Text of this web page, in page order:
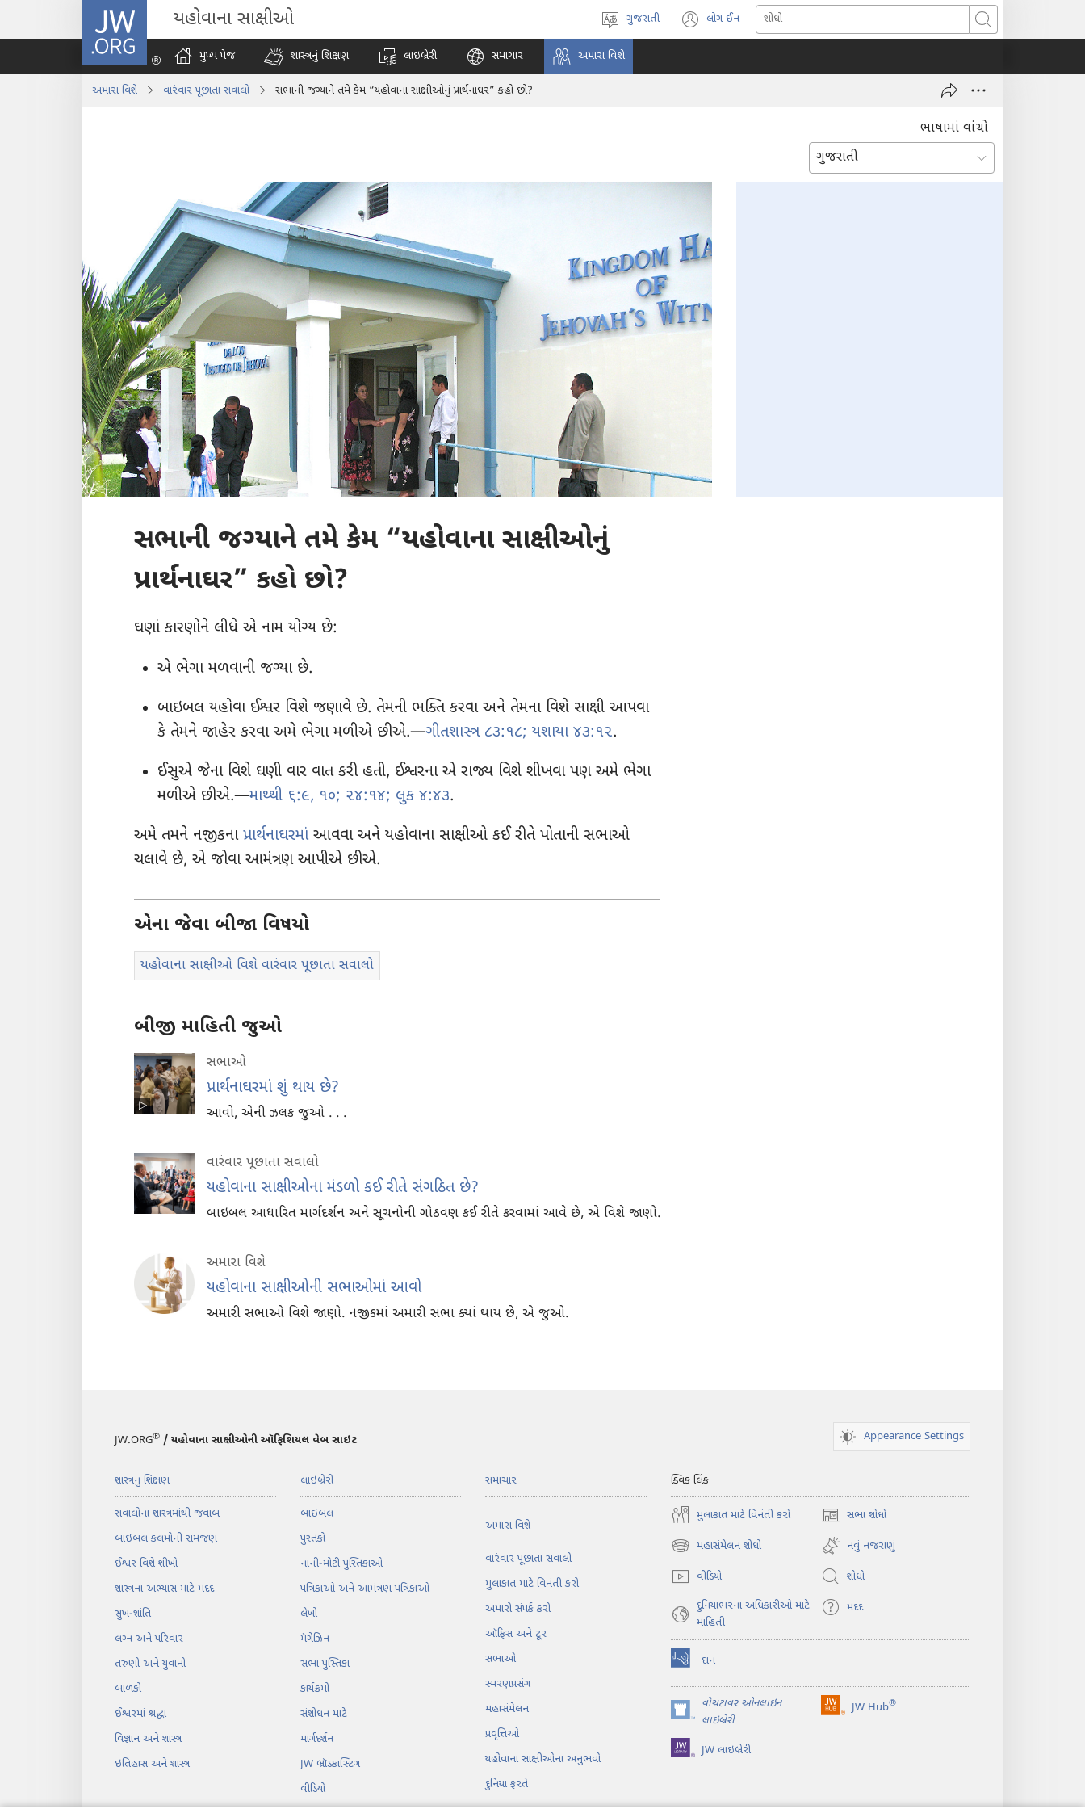
JW.ORG યહોવાના સાક્ષીઓ
ભાષા
ગુજરાતી લોગ ઈન
શોધો
મુખ્ય પેજ
શાસ્ત્રનું શિક્ષણ લાઇબ્રેરી સમાચાર અમારા વિશે
અમારા વિશે વારંવાર પૂછાતા સવાલો સભાની જગ્યાને તમે કેમ “યહોવાના સાક્ષીઓનું પ્રાર્થનાઘર” કહો છો?
ભાષામાં વાંચો
સભાની જગ્યાને તમે કેમ “યહોવાના સાક્ષીઓનું
પ્રાર્થનાઘર” કહો છો?
ઘણાં કારણોને લીધે એ નામ યોગ્ય છે:
એ ભેગા મળવાની જગ્યા છે.
બાઇબલ યહોવા ઈશ્વર વિશે જણાવે છે. તેમની ભક્તિ કરવા અને તેમના વિશે સાક્ષી આપવા
કે તેમને જાહેર કરવા અમે ભેગા મળીએ છીએ.​—ગીતશાસ્ત્ર ૮૩:૧૮; યશાયા ૪૩:૧૨.
ઈસુએ જેના વિશે ઘણી વાર વાત કરી હતી, ઈશ્વરના એ રાજ્ય વિશે શીખવા પણ અમે ભેગા
મળીએ છીએ.​—માથ્થી ૬:૯, ૧૦; ૨૪:૧૪; લુક ૪:૪૩.
અમે તમને નજીકના પ્રાર્થનાઘરમાંઆવવા અને યહોવાના સાક્ષીઓ કઈ રીતે પોતાની સભાઓ
ચલાવે છે, એ જોવા આમંત્રણ આપીએ છીએ.
એના જેવા બીજા વિષયો
યહોવાના સાક્ષીઓ વિશે વારંવાર પૂછાતા સવાલો
બીજી માહિતી જુઓ
સભાઓ
પ્રાર્થનાઘરમાં શું થાય છે?
આવો, એની ઝલક જુઓ . . .
વારંવાર પૂછાતા સવાલો
યહોવાના સાક્ષીઓના મંડળો કઈ રીતે સંગઠિત છે?
બાઇબલ આધારિત માર્ગદર્શન અને સૂચનોની ગોઠવણ કઈ રીતે કરવામાં આવે છે, એ વિશે જાણો.
અમારા વિશે
યહોવાના સાક્ષીઓની સભાઓમાં આવો
અમારી સભાઓ વિશે જાણો. નજીકમાં અમારી સભા ક્યાં થાય છે, એ જુઓ.
JW.ORG® / યહોવાના સાક્ષીઓની ઑફિશિયલ વેબ સાઇટ Appearance Settings
શાસ્ત્રનું શિક્ષણ
સવાલોના શાસ્ત્રમાંથી જવાબ
બાઇબલ કલમોની સમજણ
ઈશ્વર વિશે શીખો
શાસ્ત્રના અભ્યાસ માટે મદદ
સુખ-શાંતિ
લગ્‍ન અને પરિવાર
તરુણો અને યુવાનો
બાળકો
ઈશ્વરમાં શ્રદ્ધા
વિજ્ઞાન અને શાસ્ત્ર
ઇતિહાસ અને શાસ્ત્ર
લાઇબ્રેરી
બાઇબલ
પુસ્તકો
નાની-મોટી પુસ્તિકાઓ
પત્રિકાઓ અને આમંત્રણ પત્રિકાઓ
લેખો
મૅગેઝિન
સભા પુસ્તિકા
કાર્યક્રમો
સંશોધન માટે
માર્ગદર્શન
JW બ્રૉડકાસ્ટિંગ
વીડિયો
સમાચાર
અમારા વિશે
વારંવાર પૂછાતા સવાલો
મુલાકાત માટે વિનંતી કરો
અમારો સંપર્ક કરો
ઑફિસ અને ટૂર
સભાઓ
સ્મરણપ્રસંગ
મહાસંમેલન
પ્રવૃત્તિઓ
યહોવાના સાક્ષીઓના અનુભવો
દુનિયા ફરતે
ક્વિક લિંક
મુલાકાત માટે વિનંતી કરો સભા શોધો
(opens
new
window)
મહાસંમેલન શોધો
(opens
new
નવું નજરાણું
વીડિયો શોધો
દુનિયાભરના અધિકારીઓ માટે
માહિતી
મદદ
દાન
(opens
new
window)વોચટાવર ઓનલાઇન
લાઇબ્રેરી
(opens
new
window)
JW Hub®
(opens
JW લાઇબ્રેરી